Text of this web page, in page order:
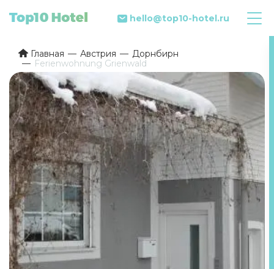
hello@top10-hotel.ru
Главная Австрия
Дорнбирн
Ferienwohnung Grienwald